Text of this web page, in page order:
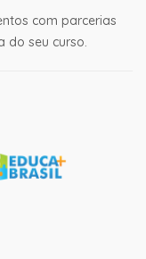
com parcerias
do seu curso.